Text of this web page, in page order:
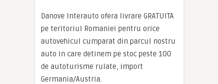
Danove Interauto ofera livrare GRATUITA
pe teritoriul Romaniei pentru orice
autovehicul cumparat din parcul nostru
auto in care detinem pe stoc peste 100
de autoturisme rulate, import
Germania/Austria.